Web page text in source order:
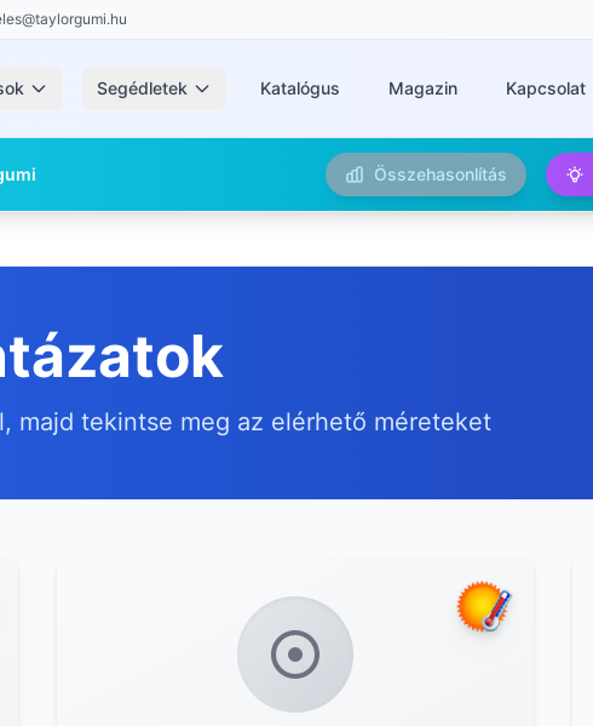
Segédletek Katalógus Magazin Kapcsolat
Összehasonlítás
majd tekintse meg az elérhető méreteket